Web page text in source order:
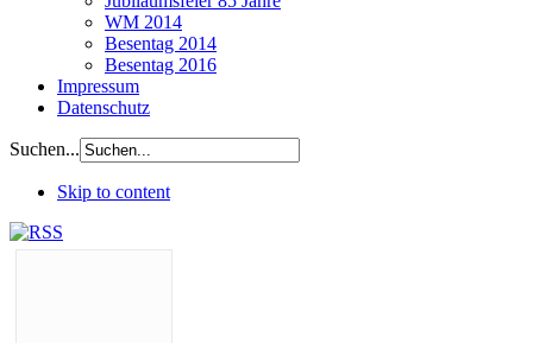
WM 2014
Besentag 2014
Besentag 2016
Impressum
Datenschutz
Suchen...
Skip to content